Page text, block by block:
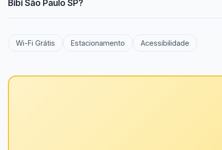
Bibi São Paulo SP?
Wi-Fi Grátis Estacionamento Acessibilidade